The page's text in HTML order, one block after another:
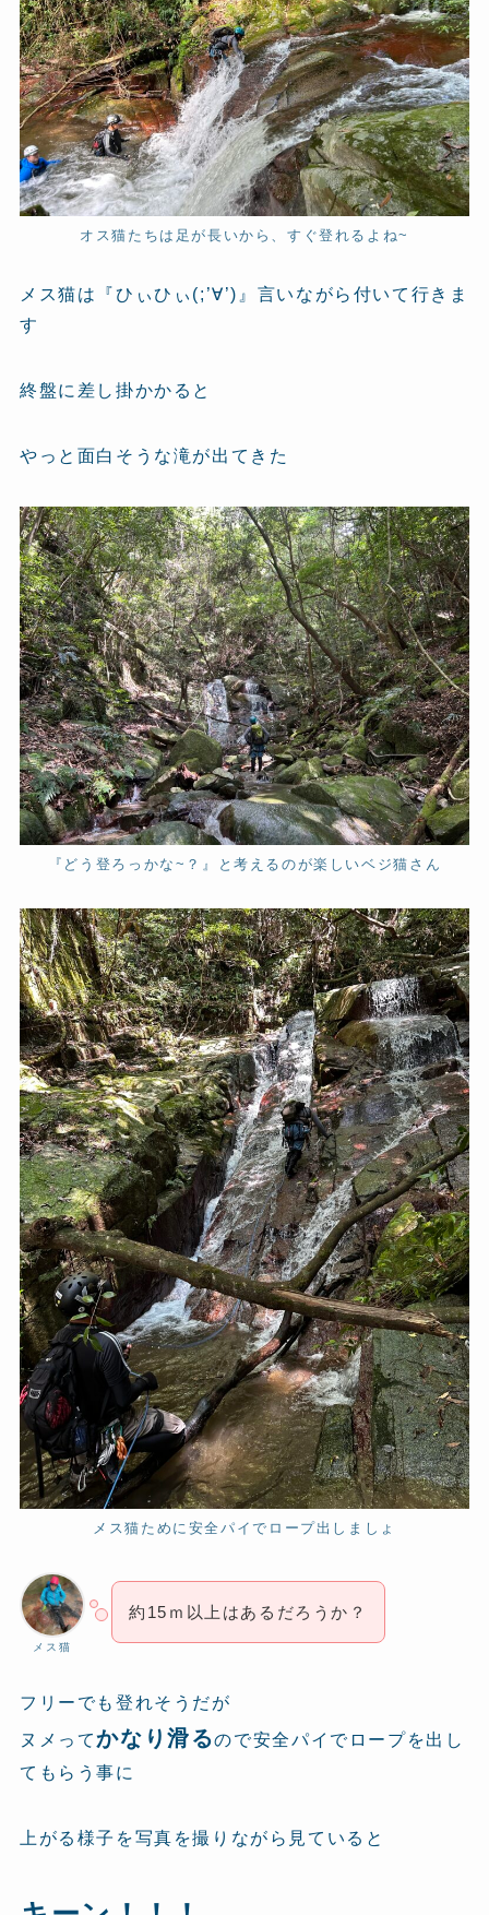
オス猫たちは足が長いから、すぐ登れるよね~
メス猫は『ひぃひぃ(;’∀’)』言いながら付いて行きま
す
終盤に差し掛かかると
やっと面白そうな滝が出てきた
『どう登ろっかな~？』と考えるのが楽しいベジ猫さん
メス猫ために安全パイでロープ出しましょ
メス猫
約15ｍ以上はあるだろうか？
フリーでも登れそうだが
ヌメってかなり滑るので安全パイでロープを出し
てもらう事に
上がる様子を写真を撮りながら見ていると